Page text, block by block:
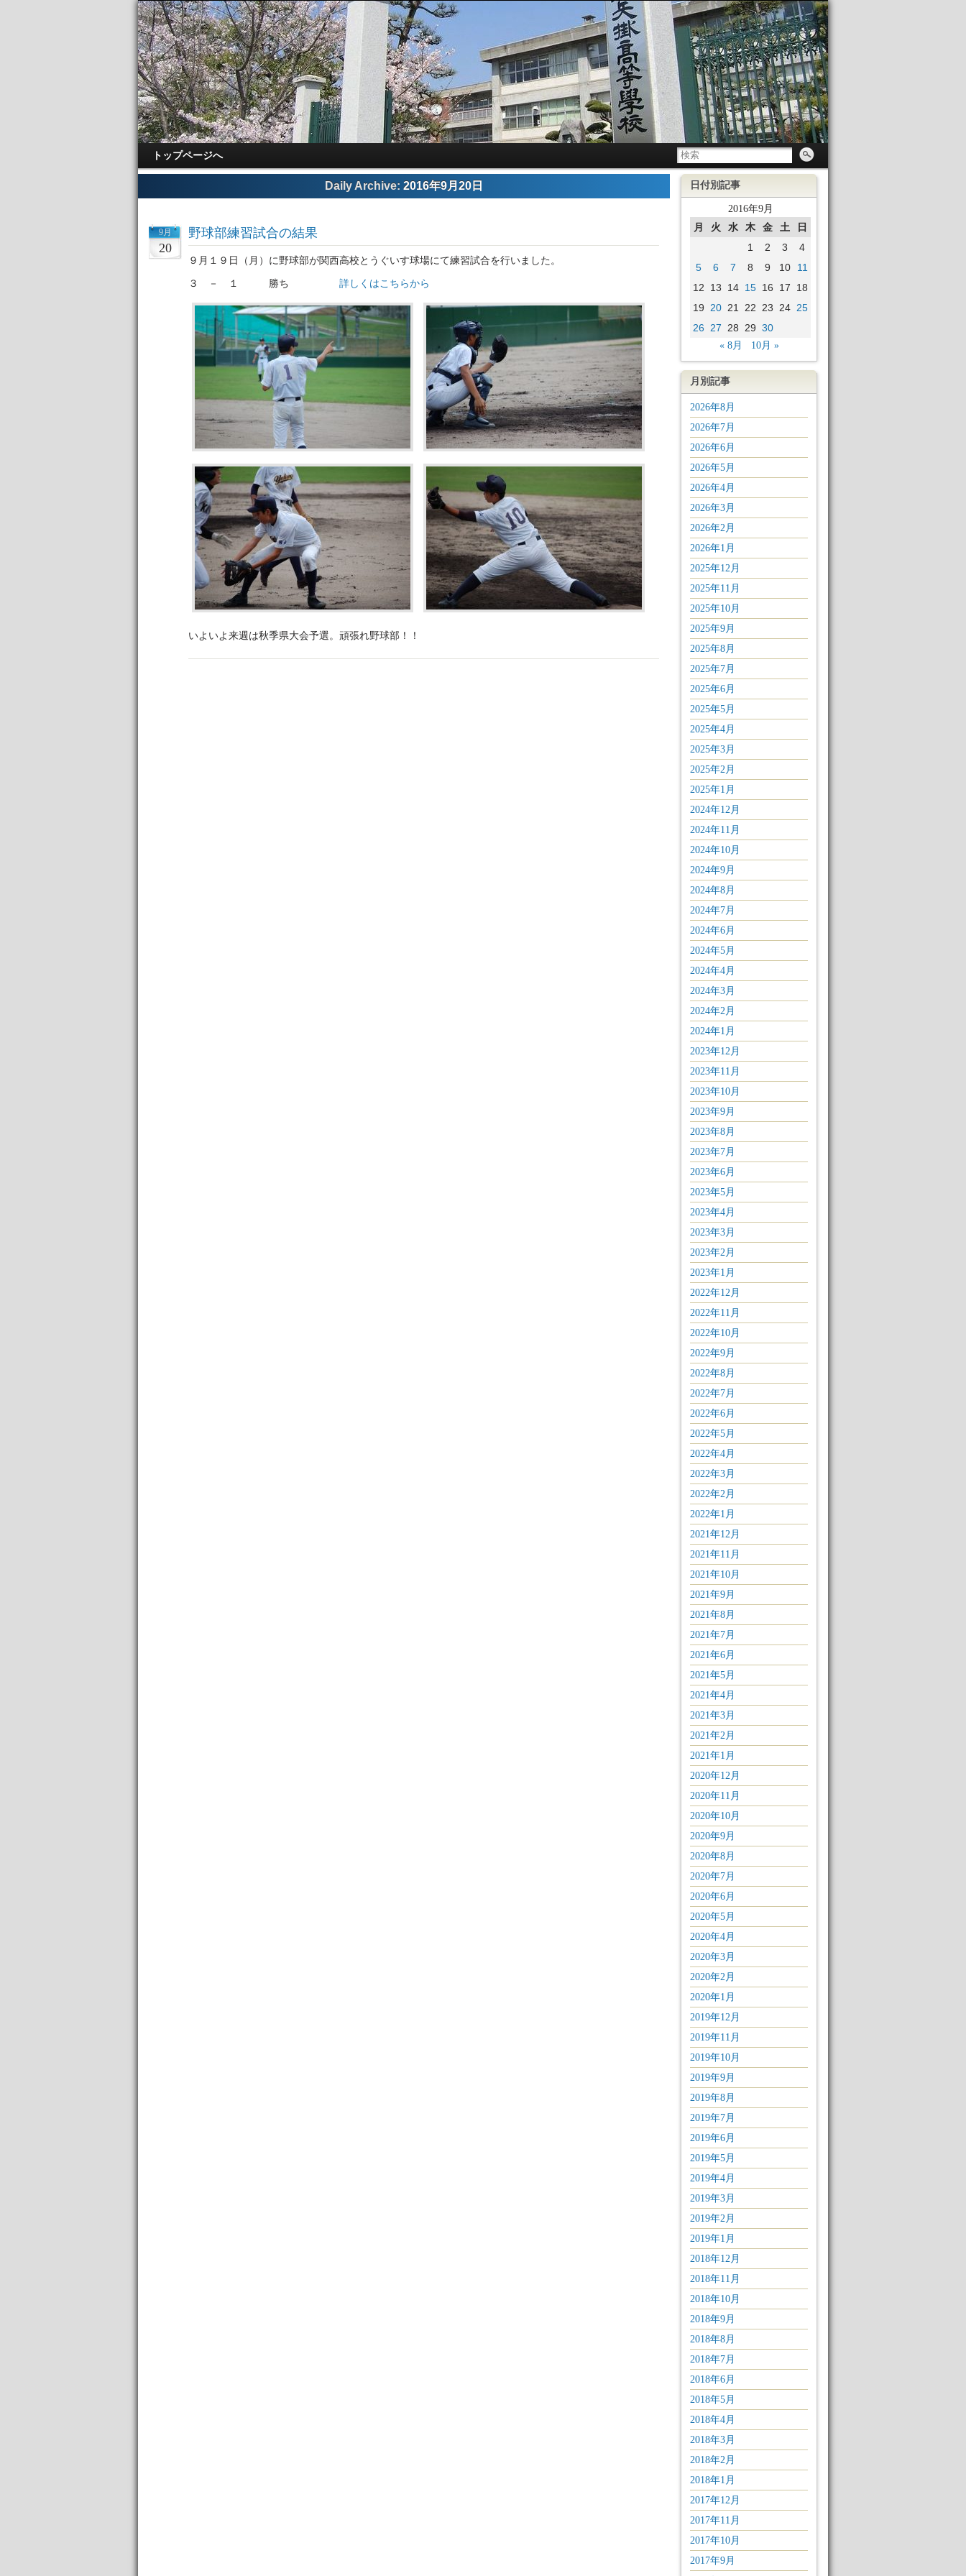
トップページへ
Daily Archive: 2016年9月20日
9月
20
野球部練習試合の結果
９月１９日（月）に野球部が関西高校とうぐいす球場にて練習試合を行いました。
３ － １ 勝ち 詳しくはこちらから
いよいよ来週は秋季県大会予選。頑張れ野球部！！
日付別記事
2016年9月
月 火 水 木 金 土
日
1
2 3
4
5
6 7 8 9 10
11
12
13 14 15 16 17
18
19
20 21 22 23 24 25
26
27 28 29 30
« 8月 10月 »
月別記事
2026年8月
2026年7月
2026年6月
2026年5月
2026年4月
2026年3月
2026年2月
2026年1月
2025年12月
2025年11月
2025年10月
2025年9月
2025年8月
2025年7月
2025年6月
2025年5月
2025年4月
2025年3月
2025年2月
2025年1月
2024年12月
2024年11月
2024年10月
2024年9月
2024年8月
2024年7月
2024年6月
2024年5月
2024年4月
2024年3月
2024年2月
2024年1月
2023年12月
2023年11月
2023年10月
2023年9月
2023年8月
2023年7月
2023年6月
2023年5月
2023年4月
2023年3月
2023年2月
2023年1月
2022年12月
2022年11月
2022年10月
2022年9月
2022年8月
2022年7月
2022年6月
2022年5月
2022年4月
2022年3月
2022年2月
2022年1月
2021年12月
2021年11月
2021年10月
2021年9月
2021年8月
2021年7月
2021年6月
2021年5月
2021年4月
2021年3月
2021年2月
2021年1月
2020年12月
2020年11月
2020年10月
2020年9月
2020年8月
2020年7月
2020年6月
2020年5月
2020年4月
2020年3月
2020年2月
2020年1月
2019年12月
2019年11月
2019年10月
2019年9月
2019年8月
2019年7月
2019年6月
2019年5月
2019年4月
2019年3月
2019年2月
2019年1月
2018年12月
2018年11月
2018年10月
2018年9月
2018年8月
2018年7月
2018年6月
2018年5月
2018年4月
2018年3月
2018年2月
2018年1月
2017年12月
2017年11月
2017年10月
2017年9月